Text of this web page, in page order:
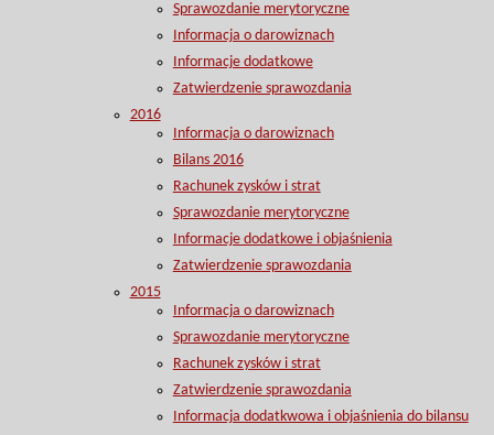
Sprawozdanie merytoryczne
Informacja o darowiznach
Informacje dodatkowe
Zatwierdzenie sprawozdania
2016
Informacja o darowiznach
Bilans 2016
Rachunek zysków i strat
Sprawozdanie merytoryczne
Informacje dodatkowe i objaśnienia
Zatwierdzenie sprawozdania
2015
Informacja o darowiznach
Sprawozdanie merytoryczne
Rachunek zysków i strat
Zatwierdzenie sprawozdania
Informacja dodatkwowa i objaśnienia do bilansu